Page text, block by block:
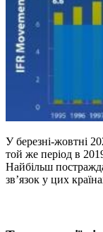
У березні-жовтні
той же період в
Найбільш
зв’язок у цих